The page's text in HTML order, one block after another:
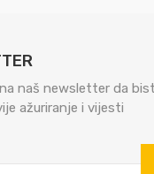
naš newsletter da
ažuriranje i vijesti